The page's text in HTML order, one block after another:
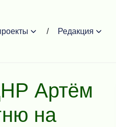
Редакция
Артём
на